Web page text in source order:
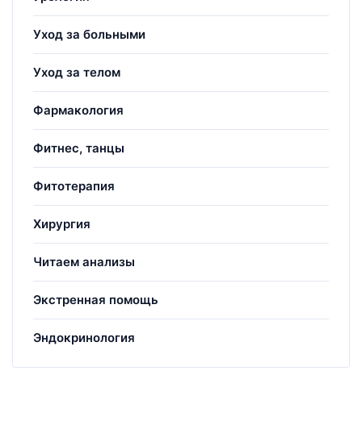
Уход за больными
Уход за телом
Фармакология
Фитнес, танцы
Фитотерапия
Хирургия
Читаем анализы
Экстренная помощь
Эндокринология